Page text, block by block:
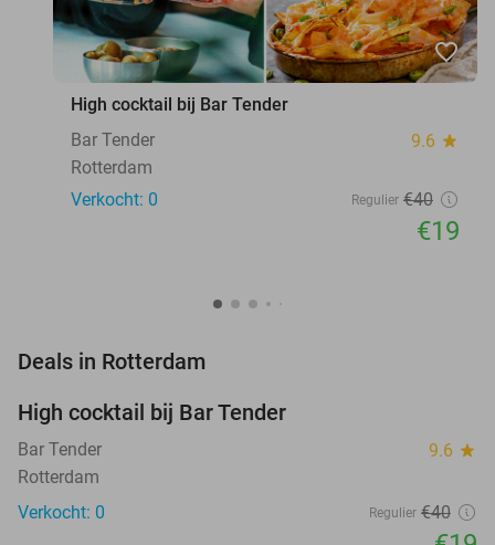
favorite_border
High cocktail bij Bar Tender
Bar Tender
9.6 star
Rotterdam
Verkocht: 0
Regulier €40
€19
Deals in Rotterdam
TODAY
High cocktail bij Bar Tender
Bar Tender 9.6 star
Rotterdam
Verkocht: 0
Regulier €40